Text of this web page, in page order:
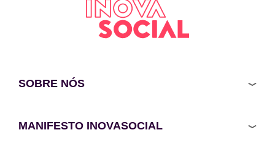
SOBRE NÓS
MANIFESTO INOVASOCIAL